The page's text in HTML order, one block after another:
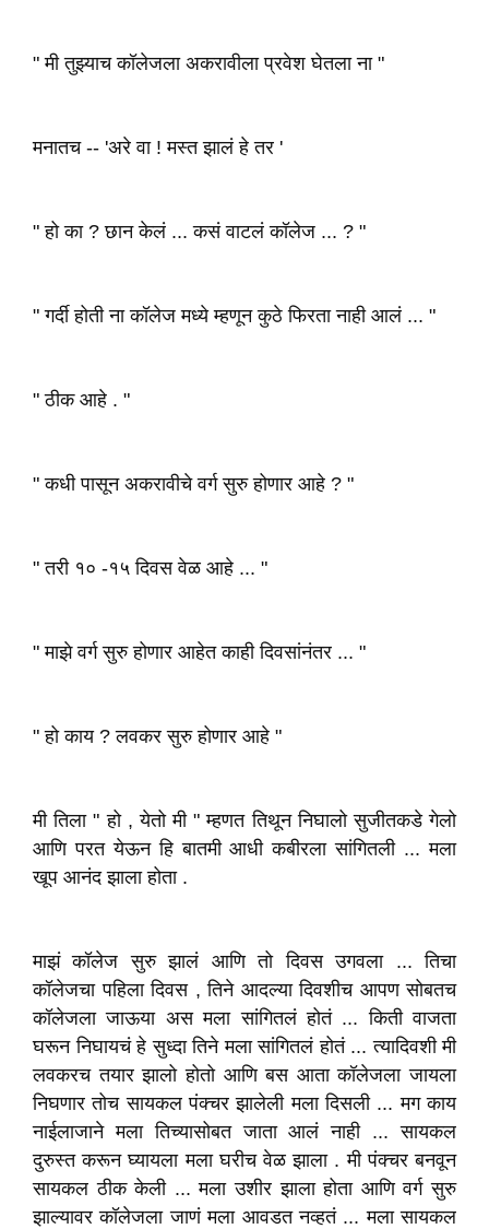
" मी तुझ्याच कॉलेजला अकरावीला प्रवेश घेतला ना "
मनातच -- 'अरे वा ! मस्त झालं हे तर '
" हो का ? छान केलं ... कसं वाटलं कॉलेज ... ? "
" गर्दी होती ना कॉलेज मध्ये म्हणून कुठे फिरता नाही आलं ... "
" ठीक आहे . "
" कधी पासून अकरावीचे वर्ग सुरु होणार आहे ? "
" तरी १० -१५ दिवस वेळ आहे ... "
" माझे वर्ग सुरु होणार आहेत काही दिवसांनंतर ... "
" हो काय ? लवकर सुरु होणार आहे "
मी तिला " हो , येतो मी " म्हणत तिथून निघालो सुजीतकडे गेलो
आणि परत येऊन हि बातमी आधी कबीरला सांगितली ... मला
खूप आनंद झाला होता .
माझं कॉलेज सुरु झालं आणि तो दिवस उगवला ... तिचा
कॉलेजचा पहिला दिवस , तिने आदल्या दिवशीच आपण सोबतच
कॉलेजला जाऊया अस मला सांगितलं होतं ... किती वाजता
घरून निघायचं हे सुध्दा तिने मला सांगितलं होतं ... त्यादिवशी मी
लवकरच तयार झालो होतो आणि बस आता कॉलेजला जायला
निघणार तोच सायकल पंक्चर झालेली मला दिसली ... मग काय
नाईलाजाने मला तिच्यासोबत जाता आलं नाही ... सायकल
दुरुस्त करून घ्यायला मला घरीच वेळ झाला . मी पंक्चर बनवून
सायकल ठीक केली ... मला उशीर झाला होता आणि वर्ग सुरु
झाल्यावर कॉलेजला जाणं मला आवडत नव्हतं ... मला सायकल